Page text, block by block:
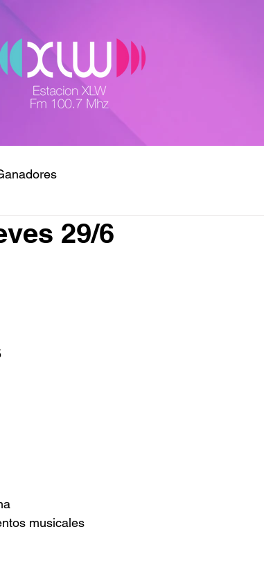
29/6
musicales